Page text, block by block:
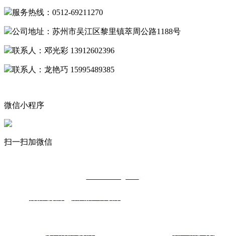
服务热线：0512-69211270
公司地址：苏州市吴江区黎里镇萃周公路1188号
联系人：邓光彩 13912602396
联系人：龙艳巧 15995489385
微信小程序
扫一扫加微信